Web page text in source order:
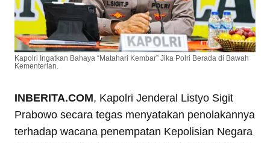
Kapolri Ingatkan Bahaya “Matahari Kembar” Jika Polri Berada di Bawah
Kementerian.
INBERITA.COM, Kapolri Jenderal Listyo Sigit
Prabowo secara tegas menyatakan penolakannya
terhadap wacana penempatan Kepolisian Negara